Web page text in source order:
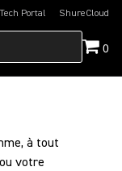
Tech Portalin a new tab)ShureCloud
(Opens in a new
0
à tout
votre